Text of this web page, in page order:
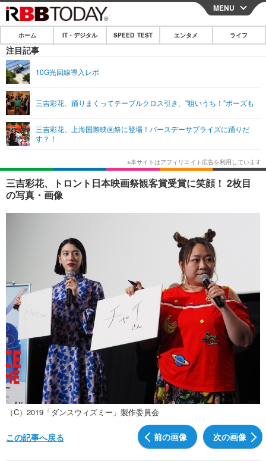
CLOSE
ホーム
IT・デジタル
ショッピング その他
SPEED TEST
エンタメ
エンタメTOP
韓国・芸能
音楽 スポーツ
その他
ライフ
ライフTOP グルメ
ペット ショッピング
その他
リリース一覧
プッシュ通知の停止方法
MENU
ホーム IT・デジタル SPEED TEST エンタメ ライフ
注目記事
10G光回線導入レポ
三吉彩花、踊りまくってテーブルクロス引き、"狙いうち！"ポーズも
三吉彩花、上海国際映画祭に登場！バースデーサプライズに踊りだ
す？！
三吉彩花、トロント日本映画祭観客賞受賞に笑顔！ 2枚目
の写真・画像
（C）2019「ダンスウィズミー」製作委員会
前の画像 次の画像
この記事へ戻る